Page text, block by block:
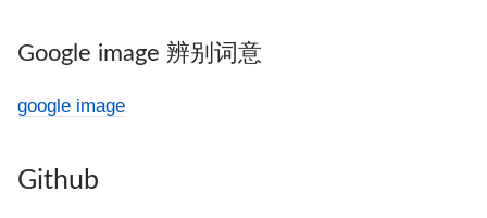
Google image 辨别词意
google image
Github